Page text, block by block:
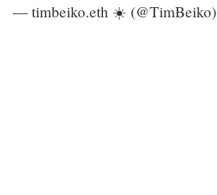
— timbeiko.eth ☀️ (@TimBeiko)